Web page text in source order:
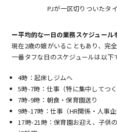
PJが一区切りついたタ
ー平均的な一日の業務スケジュール
現在2歳の娘がいることもあり、完
一番タフな日のスケジュールは以下
4時：起床しジムへ
5時-7時：仕事（特に集中してつく
7時-9時：朝食・保育園送り
9時-17時：仕事（HR関係・人事
17時-21時：保育園お迎え、子供